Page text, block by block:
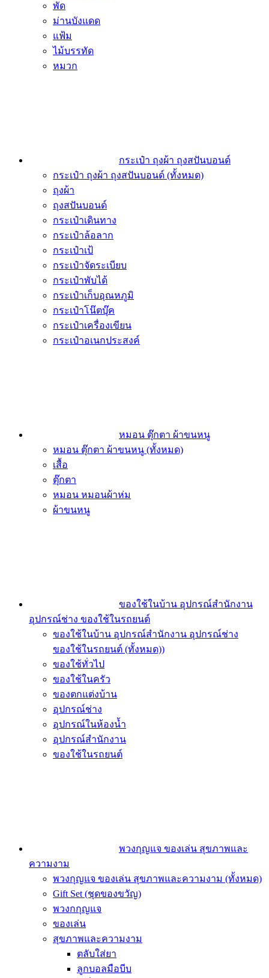
พัด
ม่านบังแดด
แฟ้ม
ไม้บรรทัด
หมวก
กระเป๋า ถุงผ้า ถุงสปันบอนด์
กระเป๋า ถุงผ้า ถุงสปันบอนด์ (ทั้งหมด)
ถุงผ้า
ถุงสปันบอนด์
กระเป๋าเดินทาง
กระเป๋าล้อลาก
กระเป๋าเป้
กระเป๋าจัดระเบียบ
กระเป๋าพับได้
กระเป๋าเก็บอุณหภูมิ
กระเป๋าโน๊ตบุ๊ค
กระเป๋าเครื่องเขียน
กระเป๋าอเนกประสงค์
หมอน ตุ๊กตา ผ้าขนหนู
หมอน ตุ๊กตา ผ้าขนหนู (ทั้งหมด)
เสื้อ
ตุ๊กตา
หมอน หมอนผ้าห่ม
ผ้าขนหนู
ของใช้ในบ้าน อุปกรณ์สำนักงาน
อุปกรณ์ช่าง ของใช้ในรถยนต์
ของใช้ในบ้าน อุปกรณ์สำนักงาน อุปกรณ์ช่าง
ของใช้ในรถยนต์ (ทั้งหมด))
ของใช้ทั่วไป
ของใช้ในครัว
ของตกแต่งบ้าน
อุปกรณ์ช่าง
อุปกรณ์ในห้องน้ำ
อุปกรณ์สำนักงาน
ของใช้ในรถยนต์
พวงกุญแจ ของเล่น สุขภาพและ
ความงาม
พวงกุญแจ ของเล่น สุขภาพและความงาม (ทั้งหมด)
Gift Set (ชุดของขวัญ)
พวงกกุญแจ
ของเล่น
สุขภาพและความงาม
ตลับใส่ยา
ลูกบอลมือบีบ